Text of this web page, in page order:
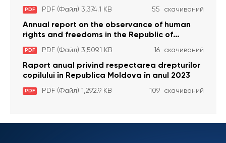
anul 2023
PDF PDF (Файл) 3,374.1 KB 55 скачиваний
Annual report on the observance of human
rights and freedoms in the Republic of
Moldova in 2023
PDF PDF (Файл) 3,509.1 KB 16 скачиваний
Raport anual privind respectarea drepturilor
copilului în Republica Moldova în anul 2023
PDF PDF (Файл) 1,292.9 KB 109 скачиваний